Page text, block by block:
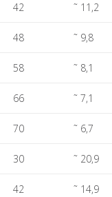
42 ˜ 11,2
48 ˜ 9,8
58 ˜ 8,1
66 ˜ 7,1
70 ˜ 6,7
30 ˜ 20,9
42 ˜ 14,9